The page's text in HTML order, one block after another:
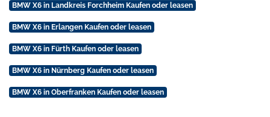
BMW X6 in Landkreis Forchheim Kaufen oder leasen
BMW X6 in Erlangen Kaufen oder leasen
BMW X6 in Fürth Kaufen oder leasen
BMW X6 in Nürnberg Kaufen oder leasen
BMW X6 in Oberfranken Kaufen oder leasen